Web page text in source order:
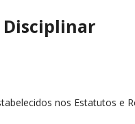
Disciplinar
nos Estatutos e